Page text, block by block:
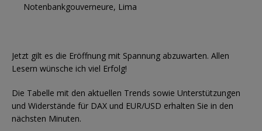
Notenbankgouverneure, Lima
Jetzt gilt es die Eröffnung mit Spannung abzuwarten. Allen
Lesern wünsche ich viel Erfolg!
Die Tabelle mit den aktuellen Trends sowie Unterstützungen
und Widerstände für DAX und EUR/USD erhalten Sie in den
nächsten Minuten.